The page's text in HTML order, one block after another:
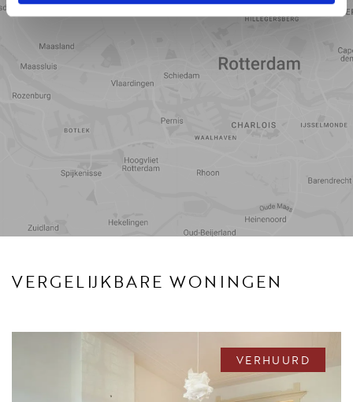
Voorzieningen
VERGELIJKBARE WONINGEN
VERHUURD